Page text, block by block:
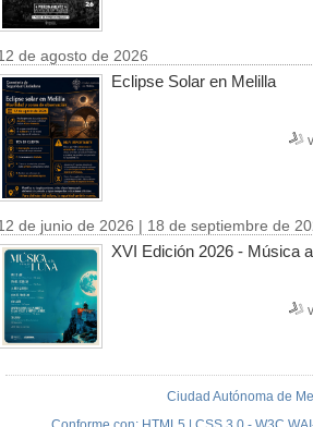
de agosto de 2026
Eclipse Solar en Melilla
de junio de 2026 | 18 de septiembre de
XVI Edición 2026 - Música
Ciudad Autónoma de